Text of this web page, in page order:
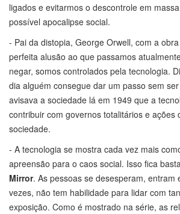
ligados e evitarmos o descontrole em
possível apocalipse social.
- Pai da distopia, George Orwell, com a obra
perfeita alusão ao que passamos
negar, somos controlados pela tecnologia.
dia alguém consegue dar um passo sem
avisava a sociedade lá em 1949 que a
contribuir com governos totalitários e ações
sociedade.
- A tecnologia se mostra cada vez mais
apreensão para o caos social. Isso fica
Mirror. As pessoas se desesperam, entram
vezes, não tem habilidade para lidar com
exposição. Como é mostrado na série, as